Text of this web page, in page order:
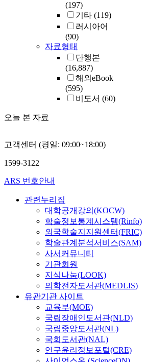
(197)
기타 (119)
러시아어
(90)
자료형태
단행본
(16,887)
해외eBook
(595)
비도서 (60)
오늘 본 자료
고객센터 (평일: 09:00~18:00)
1599-3122
ARS 번호안내
관련누리집
대학공개강의(KOCW)
학술정보통계시스템(Rinfo)
외국학술지지원센터(FRIC)
학술관계분석서비스(SAM)
사서커뮤니티
기관회원
지식나눔(LOOK)
의학전자도서관(MEDLIS)
유관기관 사이트
교육부(MOE)
국립장애인도서관(NLD)
국립중앙도서관(NL)
국회도서관(NAL)
연구윤리정보포털(CRE)